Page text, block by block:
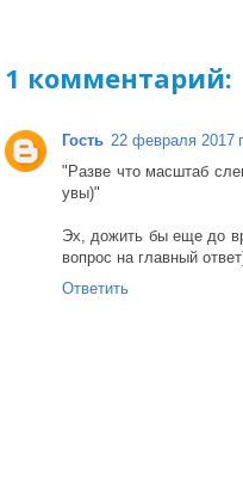
1 комментарий:
Гость 22 февраля 2017
"Разве что масштаб
увы)"
Эх, дожить бы еще до
вопрос на главный
Ответить